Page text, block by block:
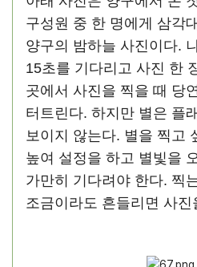
구성원 중 한 명에게 삼각
양구의 밤하늘 사진이다.
15초를 기다리고 사진 한
곳에서 사진을 찍을 때 당
터트린다. 하지만 별은 플
보이지 않는다. 별을 찍고
높여 설정을 하고 별빛을
가만히 기다려야 한다. 찍
조금이라도 흔들리면 사진